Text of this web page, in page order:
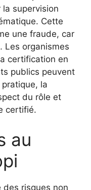
la supervision
Cette
une fraude, car
Les organismes
certification en
publics peuvent
la
du rôle et
certifié.
au
des risques non